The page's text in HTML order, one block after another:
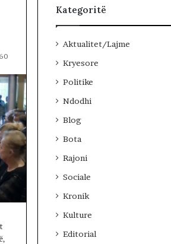
Kategoritë
Aktualitet/Lajme
Kryesore
Politike
Ndodhi
Blog
Bota
Rajoni
Sociale
Kronik
Kulture
Editorial